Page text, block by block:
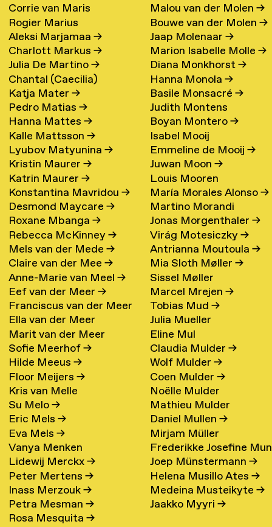
Corrie van Maris
Rogier Marius
Aleksi Marjamaa→
Charlott Markus→
Julia De Martino→
Chantal (Caecilia)
Maschke (Hattink)
Katja Mater→
Pedro Matias→
Hanna Mattes→
Kalle Mattsson→
Lyubov Matyunina→
Kristin Maurer→
Katrin Maurer→
Konstantina Mavridou→
Desmond Maycare→
Roxane Mbanga→
Rebecca McKinney→
Mels van der Mede→
Claire van der Mee→
Anne-Marie van Meel→
Eef van der Meer→
Franciscus van der Meer
→
Ella van der Meer
Marit van der Meer
Sofie Meerhof→
Hilde Meeus→
Floor Meijers→
Kris van Melle
Su Melo→
Eric Mels→
Eva Mels→
Vanya Menken
Lidewij Merckx→
Peter Mertens→
Inass Merzouk→
Petra Mesman→
Rosa Mesquita→
Malou van der Molen→
Bouwe van der Molen→
Jaap Molenaar→
Marion Isabelle Molle→
Diana Monkhorst→
Hanna Monola→
Basile Monsacré→
Judith Montens
Boyan Montero→
Isabel Mooij
Emmeline de Mooij→
Juwan Moon→
Louis Mooren
María Morales Alonso→
Martino Morandi
Jonas Morgenthaler→
Virág Motesiczky→
Antrianna Moutoula→
Mia Sloth Møller→
Sissel Møller
Marcel Mrejen→
Tobias Mud→
Julia Mueller
Eline Mul
Claudia Mulder→
Wolf Mulder→
Coen Mulder→
Noëlle Mulder
Mathieu Mulder
Daniel Mullen→
Mirjam Müller
Frederikke Josefine
Eefsen→
Joep Münstermann→
Helena Musillo Ates→
Medeina Musteikyte→
Jaakko Myyri→